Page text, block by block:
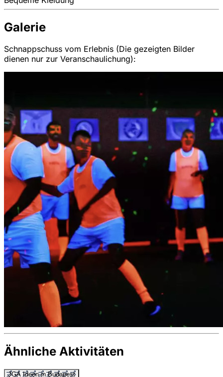
Galerie
Schnappschuss vom Erlebnis (Die gezeigten Bilder
dienen nur zur Veranschaulichung):
Ähnliche Aktivitäten
JGA Ideen in Budapest